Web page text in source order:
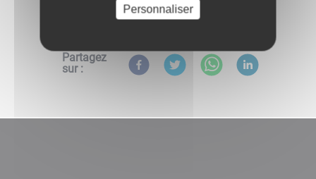
Retour à l'accueil
Partagez
sur :
Personnaliser